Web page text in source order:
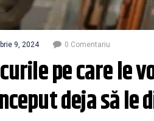
9, 2024 0 Comentariu
pe care le
deja să le